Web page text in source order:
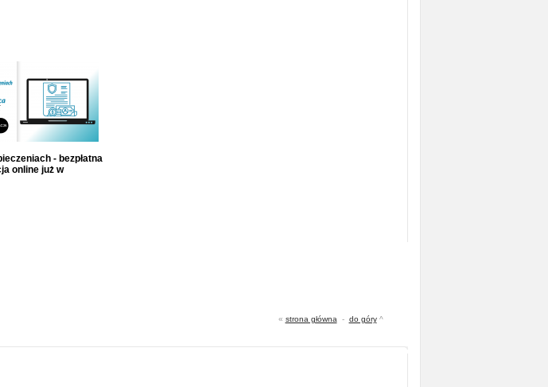
- bezpłatna
online już w
« strona główna - do góry^